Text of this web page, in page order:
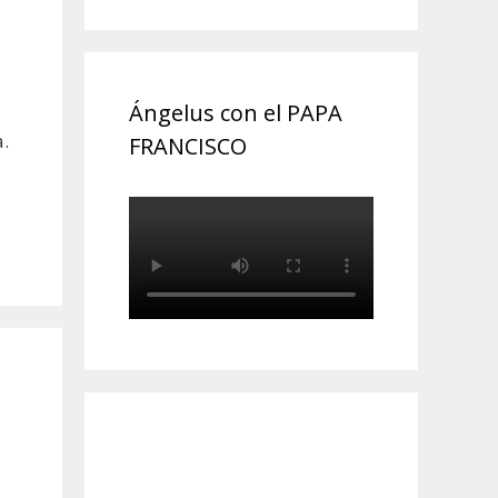
Ángelus con el PAPA
FRANCISCO